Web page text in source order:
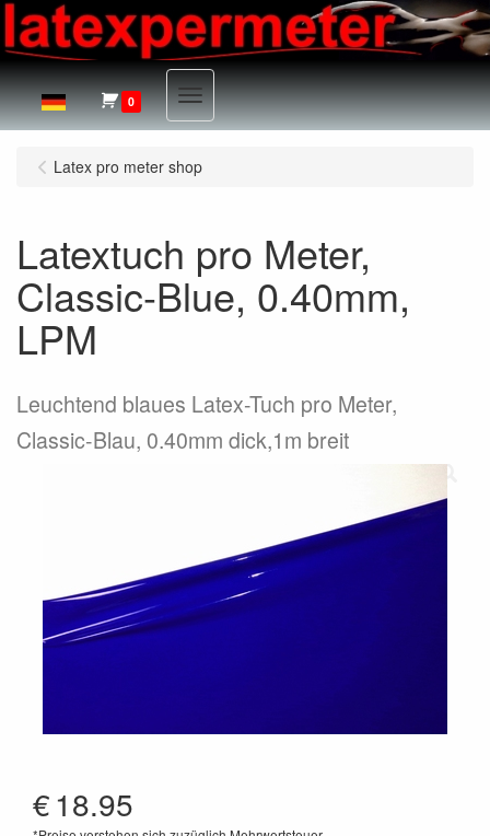
0 Menu
Latex pro meter shop
Latextuch pro Meter,
Classic-Blue, 0.40mm,
LPM
Leuchtend blaues Latex-Tuch pro Meter,
Classic-Blau, 0.40mm dick,1m breit
€18.95